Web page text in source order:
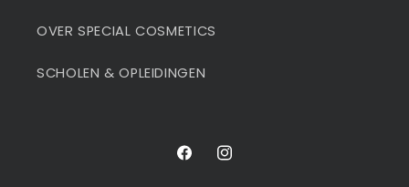
OVER SPECIAL COSMETICS
SCHOLEN & OPLEIDINGEN
FacebookInstagram